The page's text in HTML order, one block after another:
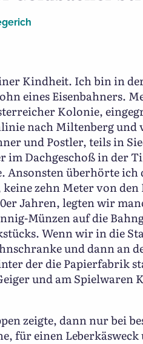
Kindheit. Ich bin in
eines Eisenbahners.
Kolonie,
nach Miltenberg und
und Postler, teils in
im Dachgeschoß in der
Ansonsten überhörte
zehn Meter von
Jahren, legten wir
Münzen auf die
Wenn wir in die
und dann an
der die Papierfabrik
und am Spielwaren
zeigte, dann nur bei
für einen